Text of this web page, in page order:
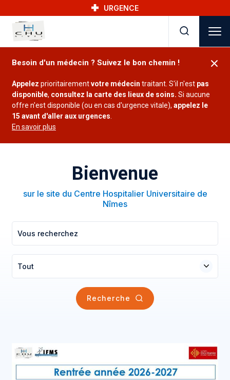
URGENCE
Besoin d'un médecin ? Suivez le bon chemin !
Appelez prioritairementvotre médecin traitant. S'il n'est pas
disponible, consultez la carte des lieux de soins. Si aucune
offre n'est disponible (ou en cas d'urgence vitale), appelez le
15 avant d'aller aux urgences
En savoir plus
Bienvenue
sur le site du Centre Hospitalier Universitaire de
Nîmes
Tout
Recherche